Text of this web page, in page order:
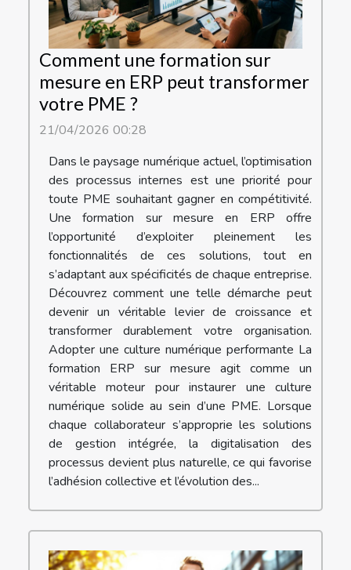
Comment une formation sur
mesure en ERP peut transformer
votre PME ?
21/04/2026 00:28
Dans le paysage numérique actuel, l’optimisation
des processus internes est une priorité pour
toute PME souhaitant gagner en compétitivité.
Une formation sur mesure en ERP offre
l’opportunité d’exploiter pleinement les
fonctionnalités de ces solutions, tout en
s’adaptant aux spécificités de chaque entreprise.
Découvrez comment une telle démarche peut
devenir un véritable levier de croissance et
transformer durablement votre organisation.
Adopter une culture numérique performante La
formation ERP sur mesure agit comme un
véritable moteur pour instaurer une culture
numérique solide au sein d’une PME. Lorsque
chaque collaborateur s’approprie les solutions
de gestion intégrée, la digitalisation des
processus devient plus naturelle, ce qui favorise
l’adhésion collective et l’évolution des...